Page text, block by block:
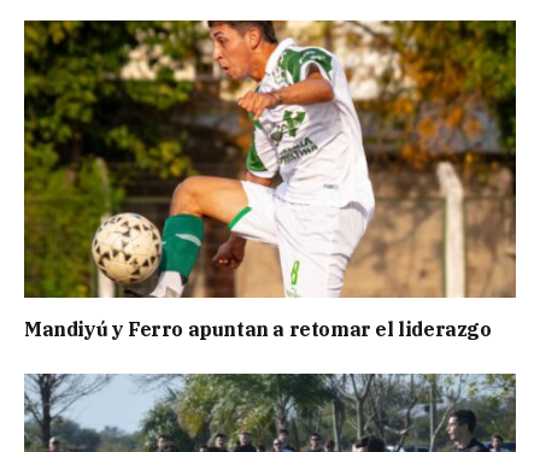
Mandiyú y Ferro apuntan a retomar el liderazgo